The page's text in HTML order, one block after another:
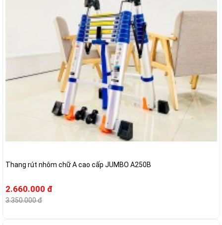
Thang rút nhôm chữ A cao cấp JUMBO A250B
2.660.000 đ
3.350.000 đ